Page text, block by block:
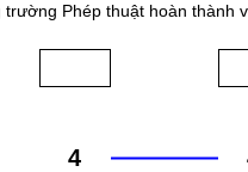
trường Phép thuật hoàn thành